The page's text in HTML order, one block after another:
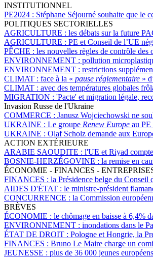
INSTITUTIONNEL
PE2024 : Stéphane Séjourné souhaite que le
POLITIQUES SECTORIELLES
AGRICULTURE : les débats sur la future
AGRICULTURE : PE et Conseil de l’UE
PÊCHE : les nouvelles règles de contrôle des
ENVIRONNEMENT : pollution
ENVIRONNEMENT : restrictions
CLIMAT : face à la « pause réglementaire »
CLIMAT : avec des températures globales
MIGRATION : 'Pacte' et migration légale,
Invasion Russe de l'Ukraine
COMMERCE : Janusz Wojciechowski ne
UKRAINE : Le groupe Renew Europe au PE
UKRAINE : Olaf Scholz demande aux
ACTION EXTÉRIEURE
ARABIE SAOUDITE : l'UE et Riyad
BOSNIE-HERZÉGOVINE : la remise en
ÉCONOMIE - FINANCES -
FINANCES : la Présidence belge du Conseil
AIDES D'ÉTAT : le ministre-président
CONCURRENCE : la Commission
BRÈVES
ÉCONOMIE : le chômage en baisse à 6,4%
ENVIRONNEMENT : inondations dans le
ÉTAT DE DROIT : Pologne et Hongrie, la
FINANCES : Bruno Le Maire charge un
JEUNESSE : plus de 36 000 jeunes